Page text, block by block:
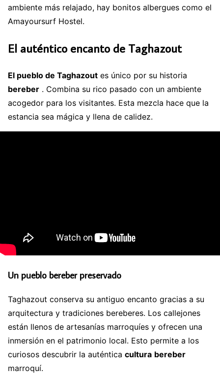
ambiente más relajado, hay bonitos albergues como el
Amayoursurf Hostel.
El auténtico encanto de Taghazout
El pueblo de Taghazout es único por su historia
bereber . Combina su rico pasado con un ambiente
acogedor para los visitantes. Esta mezcla hace que la
estancia sea mágica y llena de calidez.
Un pueblo bereber preservado
Taghazout conserva su antiguo encanto gracias a su
arquitectura y tradiciones bereberes. Los callejones
están llenos de artesanías marroquíes y ofrecen una
inmersión en el patrimonio local. Esto permite a los
curiosos descubrir la auténtica cultura bereber
marroquí.